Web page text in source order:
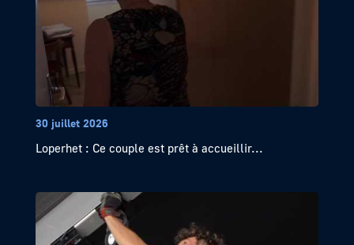
30 juillet 2026
Loperhet : Ce couple est prêt à accueillir...